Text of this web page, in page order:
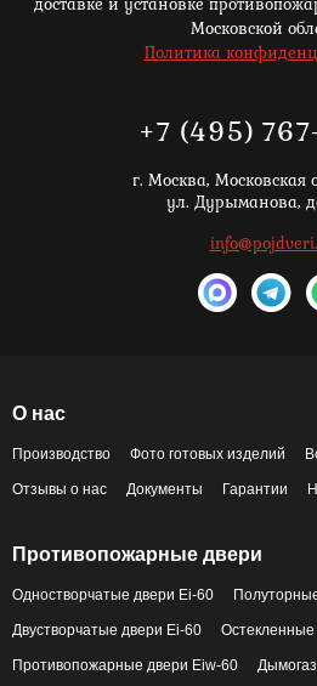
Московской
Политика
+7 (495)
г. Москва, Московская
ул. Дурыманова,
О нас
Производство Фото готовых изделий
Отзывы о нас Документы Гарантии
Противопожарные двери
Одностворчатые двери Ei-60
Двустворчатые двери Ei-60
Противопожарные двери Eiw-60